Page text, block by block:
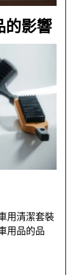
的影響
用清潔套裝
用品的品